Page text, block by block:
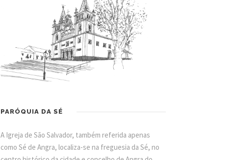
PARÓQUIA DA SÉ
A Igreja de São Salvador, também referida apenas
como Sé de Angra, localiza-se na freguesia da Sé, no